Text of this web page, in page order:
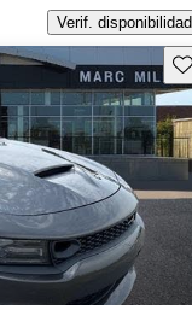
Verif. disponibilidad